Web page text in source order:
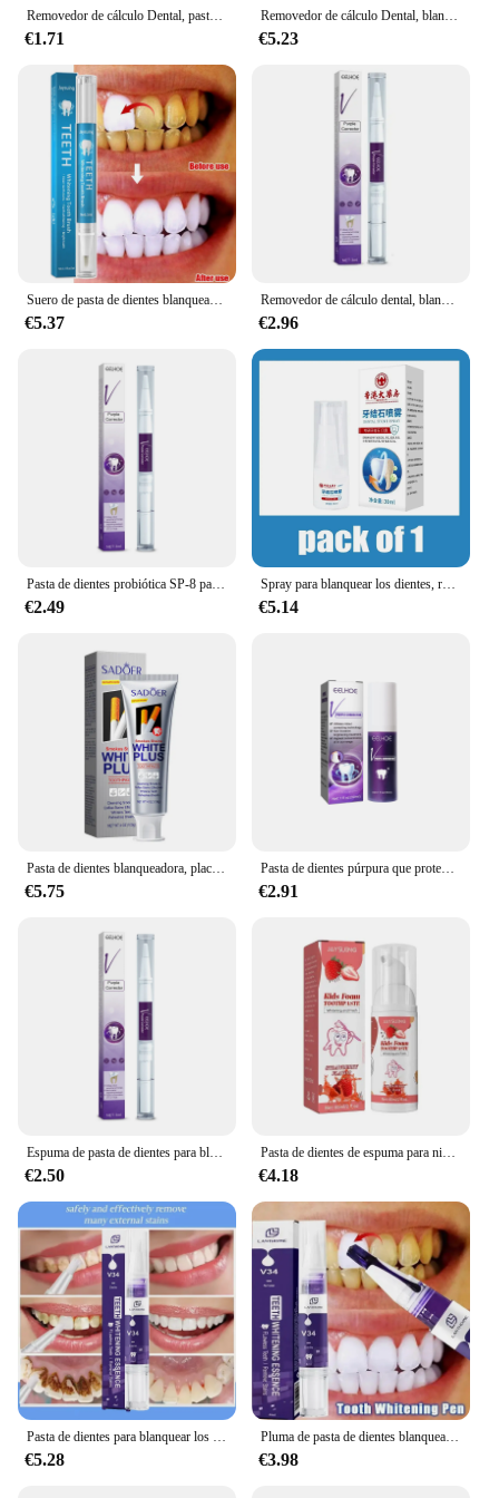
Removedor de cálculo Dental, pasta de dientes blanqueadora, prevención de brillo, eliminación de Periodontitis, mal aliento, cuidado de limpieza Dental
€1.71
Removedor de cálculo Dental, blanqueamiento Dental en aerosol, pasta de dientes, limpieza, higiene bucal, eliminación de halitosis, manchas de placa, cuidado del aliento fresco
€5.23
Suero de pasta de dientes blanqueadora V34, elimina las manchas de placa, higiene bucal, herramientas de blanqueamiento Dental, aliento fresco, cuidado de los dientes
€5.37
Removedor de cálculo dental, blanqueamiento de dientes, eliminación de olores bucales, mal aliento, prevención de Periodontitis
€2.96
€2.49
Spray para blanquear los dientes, removedor de cálculo Dental, limpieza de pasta de dientes, higiene bucal, eliminación de manchas de placa de halinosis, aliento fresco, cuidado
€5.14
€5.75
Pasta de dientes púrpura que protege el aliento fresco, prevención de la caída de los dientes, eliminación de manchas de placa, crema de limpieza bucal reparadora
€2.91
€2.50
Pasta de dientes de espuma para niños, eliminación de manchas de dientes amarillas, protección Gingiva, blanqueamiento, limpieza profunda
€4.18
€5.28
Pluma de pasta de dientes blanqueadora V34, elimina las manchas de placa, limpieza de higiene bucal, herramientas dentales, aliento fresco, belleza, salud
€3.98